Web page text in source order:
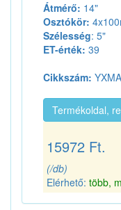
Átmérő: 14"
Osztókör:
Szélesség: 5"
ET-érték: 39
Cikkszám:
Termékoldal,
15972 Ft.
(/db)
Elérhető: több,